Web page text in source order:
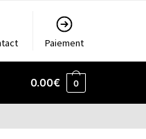
Paiement
0.00€ 0